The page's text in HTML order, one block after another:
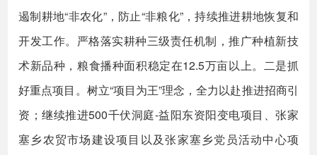
遏制耕地“非农化”，防止“非粮化”，持续推进耕地恢复和
开发工作。严格落实耕种三级责任机制，推广种植新技
术新品种，粮食播种面积稳定在12.5万亩以上。二是抓
好重点项目。树立“项目为王”理念，全力以赴推进招商引
资；继续推进500千伏洞庭-益阳东资阳变电项目、张家
塞乡农贸市场建设项目以及张家塞乡党员活动中心项